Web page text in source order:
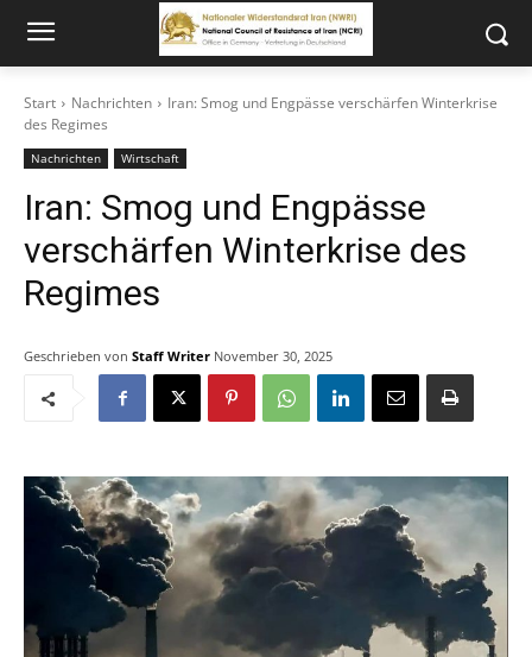
Start Nachrichten
Iran: Smog und Engpässe verschärfen Winterkrise
des Regimes
Nachrichten Wirtschaft
Iran: Smog und Engpässe
verschärfen Winterkrise des
Regimes
Geschrieben von Staff Writer November 30, 2025